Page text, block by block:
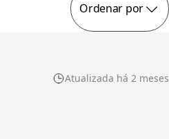
Ordenar por
Atualizada há 2 meses